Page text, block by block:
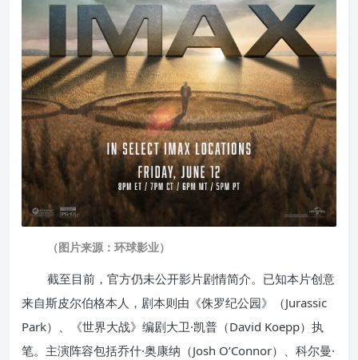
（图片来源：环球影业）
截至目前，官方仍未公开影片剧情简介。已知本片创意
来自斯皮尔伯格本人，剧本则由《侏罗纪公园》（Jurassic
Park）、《世界大战》编剧大卫·凯普（David Koepp）执
笔。主演阵容包括乔什·奥康纳（Josh O’Connor）、科尔曼·